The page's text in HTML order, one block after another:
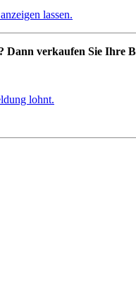
lassen.
Dann verkaufen Sie Ihre
lohnt.